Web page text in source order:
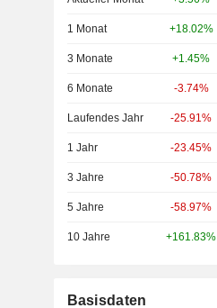
1 Monat +18.02%
3 Monate +1.45%
6 Monate -3.74%
Laufendes Jahr -25.91%
1 Jahr -23.45%
3 Jahre -50.78%
5 Jahre -58.97%
10 Jahre +161.83%
Basisdaten